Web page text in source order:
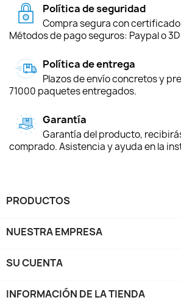
Política de seguridad
Compra segura con
Métodos de pago seguros: Paypal o
Política de entrega
Plazos de envío concretos y
71000 paquetes entregados.
Garantía
Garantía del producto,
comprado. Asistencia y ayuda en la
PRODUCTOS
NUESTRA EMPRESA
SU CUENTA
INFORMACIÓN DE LA TIENDA